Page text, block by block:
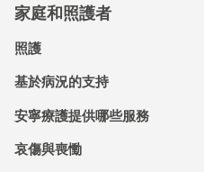
家庭和照護者
照護
基於病況的支持
安寧療護提供哪些服務
哀傷與喪慟